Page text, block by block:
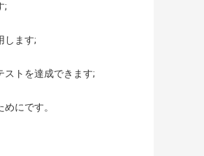
;
します;
ストを達成できます;
にです。